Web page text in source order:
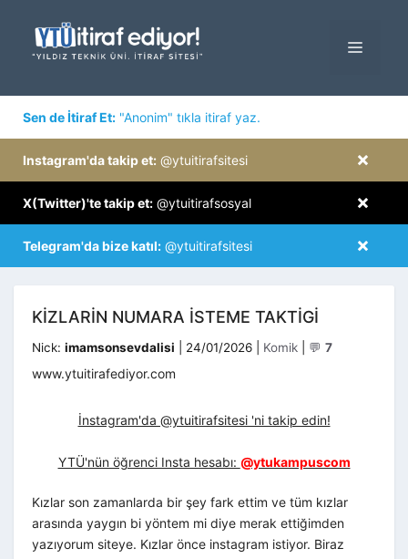
MENÜ
Sen de İtiraf Et: "Anonim" tıkla itiraf yaz.
×
Instagram'da takip et: @ytuitirafsitesi
×
X(Twitter)'te takip et: @ytuitirafsosyal
×
Telegram'da bize katıl: @ytuitirafsitesi
KIZLARIN NUMARA ISTEME TAKTIGI
Nick: imamsonsevdalisi 24/01/2026 Kategoriler
Komik 💬 7
www.ytuitirafediyor.com
İnstagram'da @ytuitirafsitesi 'ni takip edin!
YTÜ'nün öğrenci Insta hesabı: @ytukampuscom
Kızlar son zamanlarda bir şey fark ettim ve tüm kızlar
arasında yaygın bi yöntem mi diye merak ettiğimden
yazıyorum siteye. Kızlar önce instagram istiyor. Biraz